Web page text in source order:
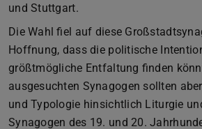
und Stuttgart.
Die Wahl fiel auf diese
Hoffnung, dass die politische
größtmögliche Entfaltung finden
ausgesuchten Synagogen sollten
und Typologie hinsichtlich Liturgie
Synagogen des 19. und 20.